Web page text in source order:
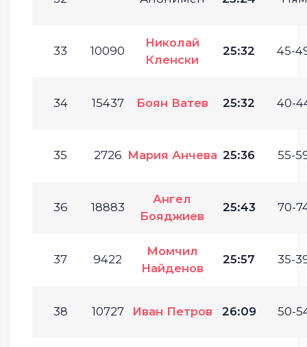
33 10090
Николай
Кленски
25:32 45-
34 15437 Боян Ватев 25:32 40-
35 2726 Мария Анчева 25:36 55-
36 18883
Ангел
Бояджиев
25:43 70-
37 9422
Момчил
Найденов
25:57 35-
38 10727 Иван Петров 26:09 50-